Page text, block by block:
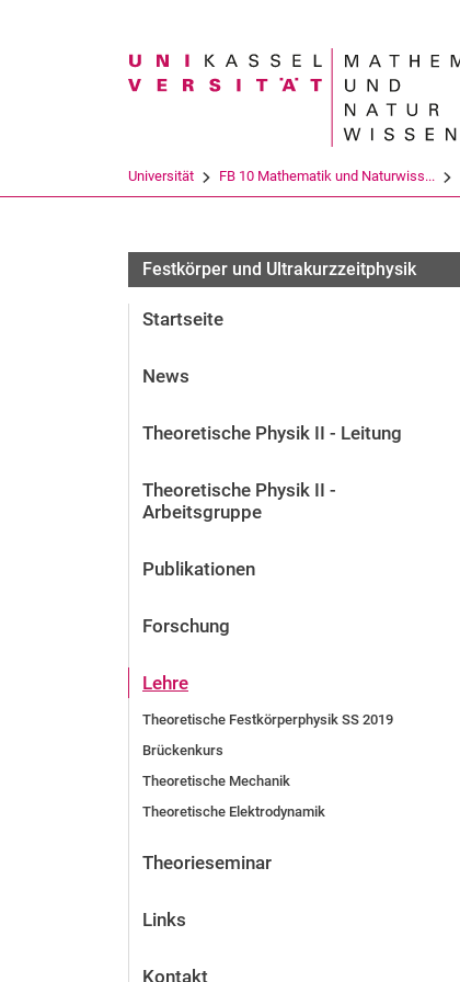
Suchbegriff
Universität FB 10 Mathematik und Naturwiss...
Festkörper und Ultrakurzzeitphysik
Startseite
News
Theoretische Physik II - Leitung
Theoretische Physik II -
Arbeitsgruppe
Publikationen
Forschung
Lehre
Theoretische Festkörperphysik SS 2019
Brückenkurs
Theoretische Mechanik
Theoretische Elektrodynamik
Theorieseminar
Links
Kontakt